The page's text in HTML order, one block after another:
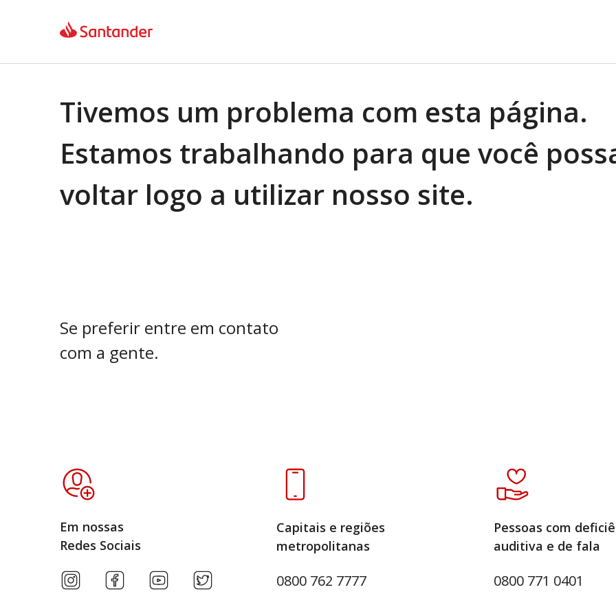
Tivemos um problema com esta página.
Estamos trabalhando para que você
voltar logo a utilizar nosso site.
Se preferir entre em contato
com a gente.
Em nossas
Redes Sociais
Capitais e regiões
metropolitanas
0800 762 7777
Pessoas com
auditiva e de fala
0800 771 0401